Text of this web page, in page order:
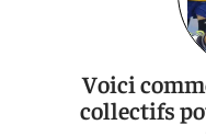
Voici
collectifs